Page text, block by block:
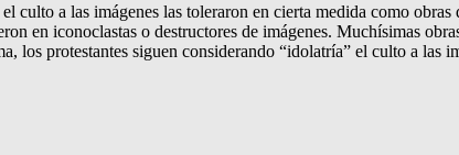
culto a las imágenes las toleraron en cierta medida como
en iconoclastas o destructores de imágenes. Muchísimas
los protestantes siguen considerando “idolatría” el culto a las